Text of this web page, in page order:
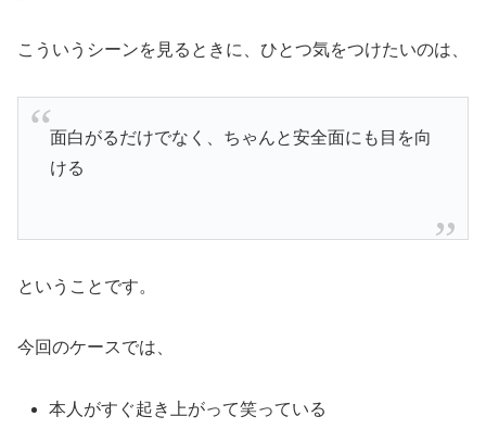
こういうシーンを見るときに、ひとつ気をつけたいのは、
面白がるだけでなく、ちゃんと安全面にも目を向
ける
ということです。
今回のケースでは、
本人がすぐ起き上がって笑っている